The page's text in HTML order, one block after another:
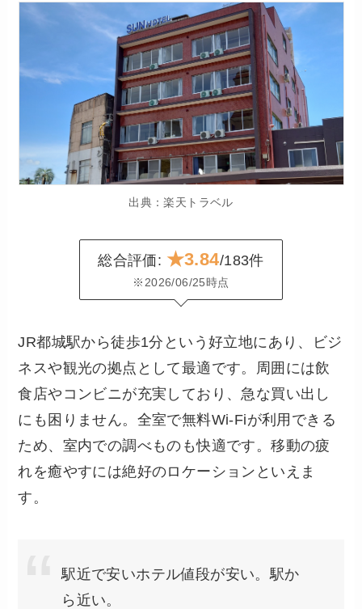
出典：楽天トラベル
総合評価: ★3.84/183件
※2026/06/25時点
JR都城駅から徒歩1分という好立地にあり、ビジ
ネスや観光の拠点として最適です。周囲には飲
食店やコンビニが充実しており、急な買い出し
にも困りません。全室で無料Wi-Fiが利用できる
ため、室内での調べものも快適です。移動の疲
れを癒やすには絶好のロケーションといえま
す。
駅近で安いホテル値段が安い。駅か
ら近い。